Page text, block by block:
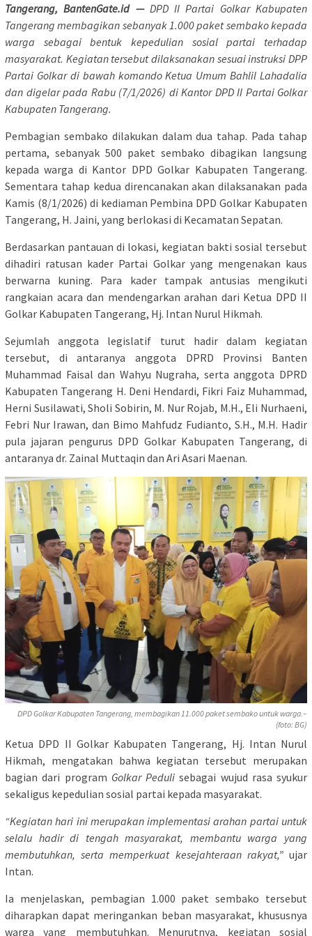
Tangerang, BantenGate.id —DPD II Partai Golkar Kabupaten
Tangerang membagikan sebanyak 1.000 paket sembako kepada
warga sebagai bentuk kepedulian sosial partai terhadap
masyarakat. Kegiatan tersebut dilaksanakan sesuai instruksi DPP
Partai Golkar di bawah komando Ketua Umum Bahlil Lahadalia
dan digelar pada Rabu (7/1/2026) di Kantor DPD II Partai Golkar
Kabupaten Tangerang.
Pembagian sembako dilakukan dalam dua tahap. Pada tahap
pertama, sebanyak 500 paket sembako dibagikan langsung
kepada warga di Kantor DPD Golkar Kabupaten Tangerang.
Sementara tahap kedua direncanakan akan dilaksanakan pada
Kamis (8/1/2026) di kediaman Pembina DPD Golkar Kabupaten
Tangerang, H. Jaini, yang berlokasi di Kecamatan Sepatan.
Berdasarkan pantauan di lokasi, kegiatan bakti sosial tersebut
dihadiri ratusan kader Partai Golkar yang mengenakan kaus
berwarna kuning. Para kader tampak antusias mengikuti
rangkaian acara dan mendengarkan arahan dari Ketua DPD II
Golkar Kabupaten Tangerang, Hj. Intan Nurul Hikmah.
Sejumlah anggota legislatif turut hadir dalam kegiatan
tersebut, di antaranya anggota DPRD Provinsi Banten
Muhammad Faisal dan Wahyu Nugraha, serta anggota DPRD
Kabupaten Tangerang H. Deni Hendardi, Fikri Faiz Muhammad,
Herni Susilawati, Sholi Sobirin, M. Nur Rojab, M.H., Eli Nurhaeni,
Febri Nur Irawan, dan Bimo Mahfudz Fudianto, S.H., M.H. Hadir
pula jajaran pengurus DPD Golkar Kabupaten Tangerang, di
antaranya dr. Zainal Muttaqin dan Ari Asari Maenan.
DPD Golkar Kabupaten Tangerang, membagikan 11.000 paket sembako untuk warga.–
(foto: BG)
Ketua DPD II Golkar Kabupaten Tangerang, Hj. Intan Nurul
Hikmah, mengatakan bahwa kegiatan tersebut merupakan
bagian dari program Golkar Peduli sebagai wujud rasa syukur
sekaligus kepedulian sosial partai kepada masyarakat.
“Kegiatan hari ini merupakan implementasi arahan partai untuk
selalu hadir di tengah masyarakat, membantu warga yang
membutuhkan, serta memperkuat kesejahteraan rakyat,”ujar
Intan.
Ia menjelaskan, pembagian 1.000 paket sembako tersebut
diharapkan dapat meringankan beban masyarakat, khususnya
warga yang membutuhkan. Menurutnya, kegiatan sosial